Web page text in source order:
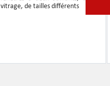
vitrage, de tailles différents